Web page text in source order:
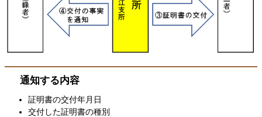
通知する内容
証明書の交付年月日
交付した証明書の種別